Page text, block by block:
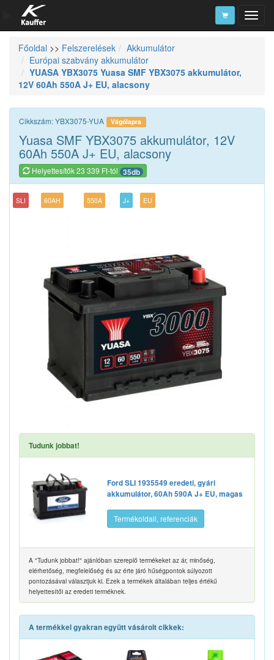
Szerszámkatalógus
Kosár
Főoldal >> Felszerelések
Akkumulátor
Európai szabvány akkumulátor
YUASA YBX3075 Yuasa SMF YBX3075 akkumulátor,
12V 60Ah 550A J+ EU, alacsony
Cikkszám: YBX3075-YUA Vágólapra
Yuasa SMF YBX3075 akkumulátor, 12V
60Ah 550A J+ EU, alacsony
Helyettesítők 23 339 Ft-tól 35db
SLI 60AH 550A J+ EU
Tudunk jobbat!
Ford SLI 1935549 eredeti, gyári
akkumulátor, 60Ah 590A J+ EU, magas
Termékoldall, referenciák
A "Tudunk jobbat!" ajánlóban szereplő termékeket az ár, minőség,
elérhetőség, megfelelőség és az érte járó hűségpontok súlyozott
pontozásával választjuk ki. Ezek a termékek általában teljes értékű
helyettesítői az eredeti terméknek.
A termékkel gyakran együtt vásárolt cikkek: